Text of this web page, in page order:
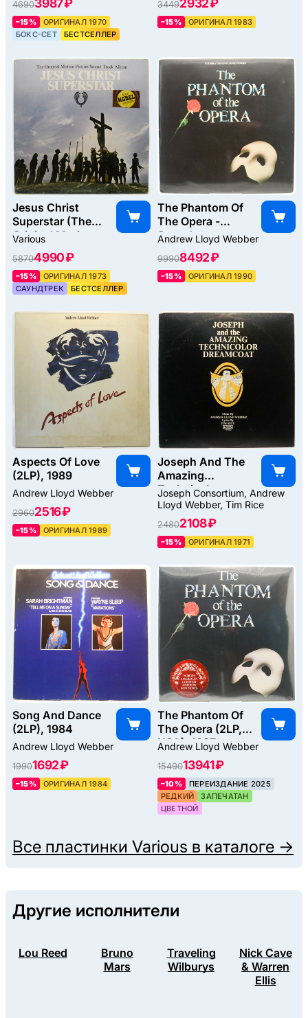
46903987 ₽
–15%
ОРИГИНАЛ 1970
БОКС-СЕТ
БЕСТСЕЛЛЕР
34492932 ₽
–15% ОРИГИНАЛ 1983
Jesus Christ
Superstar (The
Original Motion
Track Album) (2LP,
booklet), 1973
Various
58704990 ₽
–15%
ОРИГИНАЛ 1973
САУНДТРЕК
БЕСТСЕЛЛЕР
The Phantom Of
The Opera -
Svenska
Originalinspelningen
(2LP), 1990
Andrew Lloyd Webber
99908492 ₽
–15% ОРИГИНАЛ 1990
Aspects Of Love
(2LP), 1989
Andrew Lloyd Webber
29602516 ₽
–15% ОРИГИНАЛ 1989
Joseph And The
Amazing
Technicolor
Dreamcoat
(USA), 1971
Joseph Consortium, Andrew
Lloyd Webber, Tim Rice
24802108 ₽
–15% ОРИГИНАЛ 1971
Song And Dance
(2LP), 1984
Andrew Lloyd Webber
19901692 ₽
–15% ОРИГИНАЛ 1984
The Phantom Of
The Opera (2LP,
USA), 1987
Andrew Lloyd Webber
1549013941 ₽
–10%
ПЕРЕИЗДАНИЕ 2025
РЕДКИЙ
ЗАПЕЧАТАН
ЦВЕТНОЙ
Все пластинки Various в каталоге →
Другие исполнители
Lou Reed
Bruno
Mars
Traveling
Wilburys
Nick Cave
& Warren
Ellis